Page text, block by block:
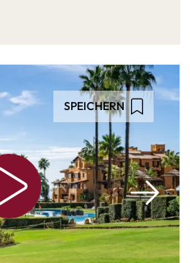
SPEICHERN